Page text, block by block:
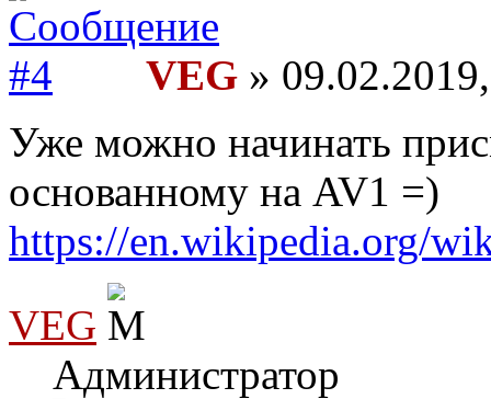
VEG »
Уже можно начинать
основанному на AV1 =)
https://en.wikipedia.org/
VEG
Администратор